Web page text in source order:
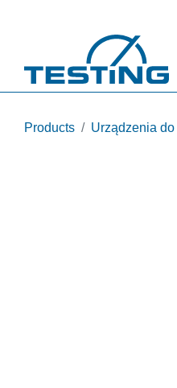
Products Urządzenia